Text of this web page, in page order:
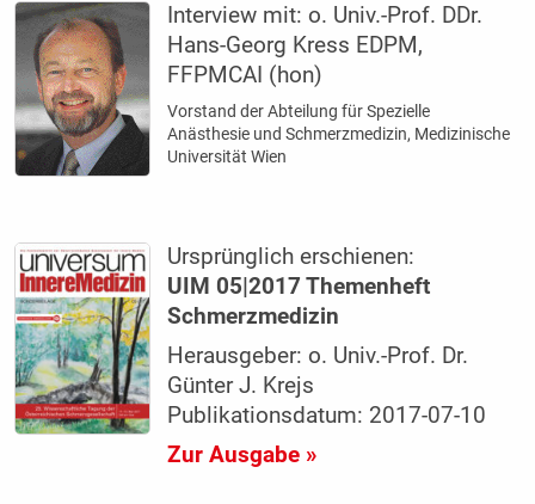
Interview mit: o. Univ.-Prof. DDr.
Hans-Georg Kress EDPM,
FFPMCAI (hon)
Vorstand der Abteilung für Spezielle
Anästhesie und Schmerzmedizin, Medizinische
Universität Wien
Ursprünglich erschienen:
UIM 05|2017 Themenheft
Schmerzmedizin
Herausgeber: o. Univ.-Prof. Dr.
Günter J. Krejs
Publikationsdatum: 2017-07-10
Zur Ausgabe »